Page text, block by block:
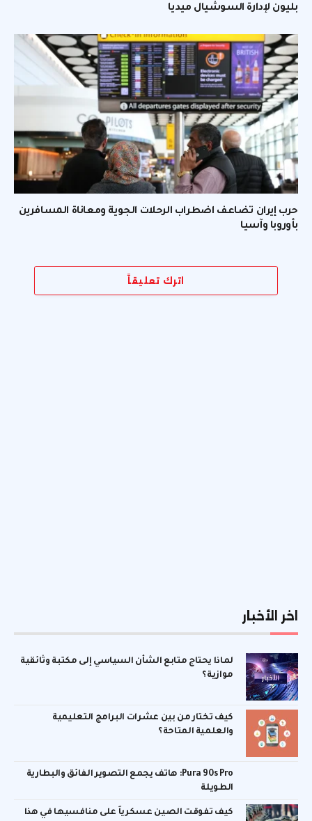
بليون لإدارة السوشيال ميديا
حرب إيران تضاعف اضطراب الرحلات الجوية ومعاناة المسافرين
بأوروبا وآسيا
اترك تعليقاً
اخر الأخبار
لماذا يحتاج متابع الشأن السياسي إلى مكتبة وثائقية
موازية؟
كيف تختار من بين عشرات البرامج التعليمية
والعلمية المتاحة؟
Pura 90s Pro: هاتف يجمع التصوير الفائق والبطارية
الطويلة
كيف تفوقت الصين عسكرياً على منافسيها في هذا